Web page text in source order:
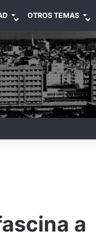
OTROS TEMAS
a